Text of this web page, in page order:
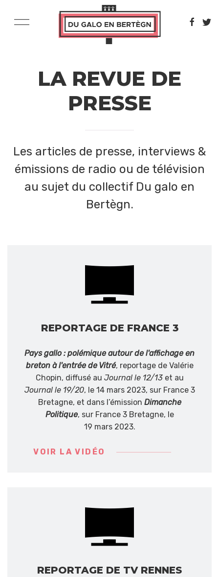
LA REVUE DE
PRESSE
Les articles de presse, interviews &
émissions de radio ou de télévision
au sujet du collectif Du galo en
Bertègn.
REPORTAGE DE FRANCE 3
Pays gallo : polémique autour de l'affichage en
breton à l'entrée de Vitré, reportage de Valérie
Chopin, diffusé au Journal le 12/13et au
Journal le 19/20, le 14 mars 2023, sur France 3
Bretagne, et dans l’émission Dimanche
Politique, sur France 3 Bretagne, le
19 mars 2023.
VOIR LA VIDÉO
REPORTAGE DE TV RENNES